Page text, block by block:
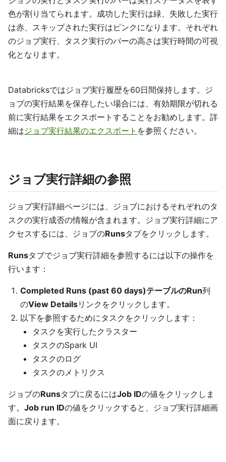
色が割り当てられます。成功した実行は緑、失敗した実行
は赤、スキップされた実行はピンクになります。それぞれ
のジョブ実行、タスク実行のバーの高さは実行時間の可視
化となります。
Databricksではジョブ実行履歴を60日間保持します。ジ
ョブの実行結果を保存したい場合には、有効期限が切れる
前に実行結果をエクスポートすることをお勧めします。詳
細はジョブ実行結果のエクスポート を参照ください。
ジョブ実行詳細の参照
ジョブ実行詳細ページには、ジョブにおけるそれぞれのタ
スクの実行成否の情報が含まれます。ジョブ実行詳細にア
クセスするには、ジョブのRunsタブをクリックします。
Runsタブでジョブ実行詳細を参照するには以下の操作を
行います：
Completed Runs (past 60 days)テーブルのRun列
のView Detailsリンクをクリックします。
以下を参照するためにタスクをクリックします：
タスクを実行したクラスター
タスクのSpark UI
タスクのログ
タスクのメトリクス
ジョブのRunsタブに戻るにはJob IDの値をクリックしま
す。 Job run IDの値をクリックすると、ジョブ実行詳細画
面に戻ります。